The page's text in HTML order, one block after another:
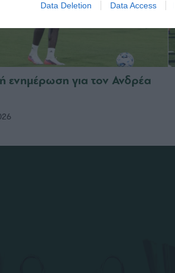
Data Deletion Data Access
ενημέρωση για τον Ανδρέα